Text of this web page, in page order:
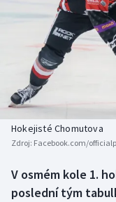
Americký fotbal
Baseball a softbal
Basketbal
Biatlon
Box
NEPŘEHLÉDNĚTE
Soutěže
Historické návraty
Aplikace ČT sport
Hokejisté Chomutova
Zdroj: Facebook.com/
V osmém kole 1.
poslední tým